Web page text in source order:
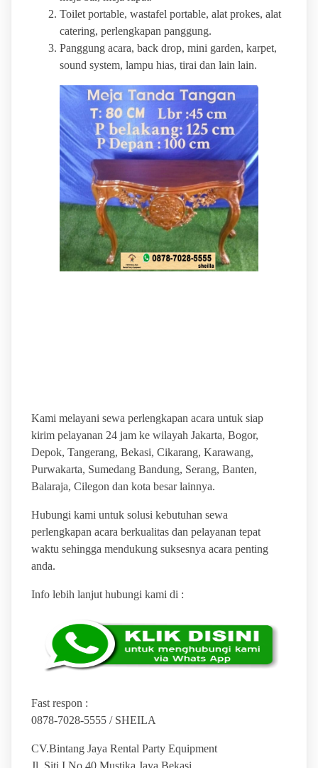
Toilet portable, wastafel portable, alat prokes, alat
catering, perlengkapan panggung.
Panggung acara, back drop, mini garden, karpet,
sound system, lampu hias, tirai dan lain lain.
Kami melayani sewa perlengkapan acara untuk siap
kirim pelayanan 24 jam ke wilayah Jakarta, Bogor,
Depok, Tangerang, Bekasi, Cikarang, Karawang,
Purwakarta, Sumedang Bandung, Serang, Banten,
Balaraja, Cilegon dan kota besar lainnya.
Hubungi kami untuk solusi kebutuhan sewa
perlengkapan acara berkualitas dan pelayanan tepat
waktu sehingga mendukung suksesnya acara penting
anda.
Info lebih lanjut hubungi kami di :
Fast respon :
0878-7028-5555 / SHEILA
CV.Bintang Jaya Rental Party Equipment